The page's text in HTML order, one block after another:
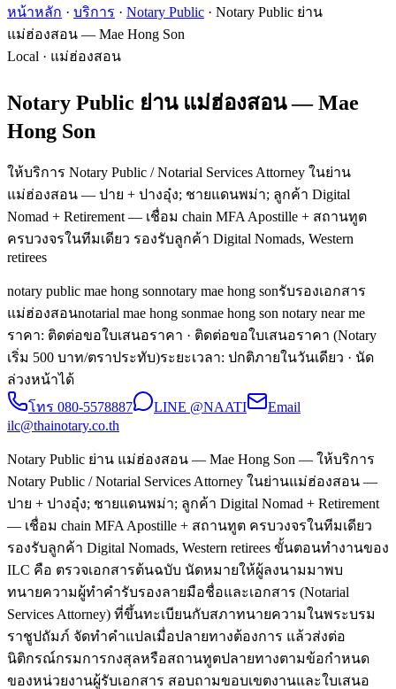
หน้าหลัก · บริการ · Notary Public · Notary Public ย่าน
แม่ฮ่องสอน — Mae Hong Son
Local · แม่ฮ่องสอน
Notary Public ย่าน แม่ฮ่องสอน — Mae
Hong Son
ให้บริการ Notary Public / Notarial Services Attorney ในย่าน
แม่ฮ่องสอน — ปาย + ปางอุ๋ง; ชายแดนพม่า; ลูกค้า Digital
Nomad + Retirement — เชื่อม chain MFA Apostille + สถานทูต
ครบวงจรในทีมเดียว รองรับลูกค้า Digital Nomads, Western
retirees
notary public mae hong sonnotary mae hong sonรับรองเอกสาร
แม่ฮ่องสอนnotarial mae hong sonmae hong son notary near me
ราคา: ติดต่อขอใบเสนอราคา · ติดต่อขอใบเสนอราคา (Notary
เริ่ม 500 บาท/ตราประทับ)ระยะเวลา: ปกติภายในวันเดียว · นัด
ล่วงหน้าได้
โทร 080-5578887 LINE @NAATI
Email
ilc@thainotary.co.th
Notary Public ย่าน แม่ฮ่องสอน — Mae Hong Son — ให้บริการ
Notary Public / Notarial Services Attorney ในย่านแม่ฮ่องสอน —
ปาย + ปางอุ๋ง; ชายแดนพม่า; ลูกค้า Digital Nomad + Retirement
— เชื่อม chain MFA Apostille + สถานทูต ครบวงจรในทีมเดียว
รองรับลูกค้า Digital Nomads, Western retirees ขั้นตอนทำงานของ
ILC คือ ตรวจเอกสารต้นฉบับ นัดหมายให้ผู้ลงนามมาพบ
ทนายความผู้ทำคำรับรองลายมือชื่อและเอกสาร (Notarial
Services Attorney) ที่ขึ้นทะเบียนกับสภาทนายความในพระบรม
ราชูปถัมภ์ จัดทำคำแปลเมื่อปลายทางต้องการ แล้วส่งต่อ
นิติกรณ์กรมการกงสุลหรือสถานทูตปลายทางตามข้อกำหนด
ของหน่วยงานผู้รับเอกสาร สอบถามขอบเขตงานและใบเสนอ